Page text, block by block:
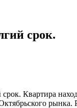
срок.
срок. Квартира